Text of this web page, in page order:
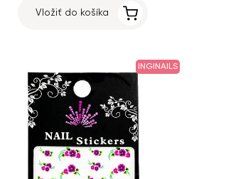
Vložiť do košíka
INGINAILS